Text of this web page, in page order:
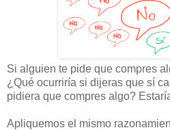
Si alguien te pide que compres
¿Qué ocurriría si dijeras que sí
pidiera que compres algo?
Apliquemos el mismo